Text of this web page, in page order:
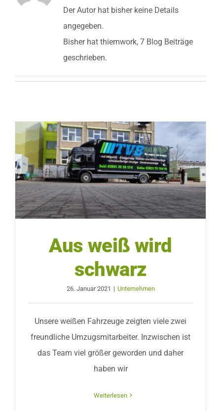
Angebot
Der Autor hat bisher keine Details
angegeben.
Bisher hat thiemwork, 7 Blog Beiträge
geschrieben.
Aus weiß wird
schwarz
26. Januar 2021 | Unternehmen
Unsere weißen Fahrzeuge zeigten viele zwei
freundliche Umzugsmitarbeiter. Inzwischen ist
das Team viel größer geworden und daher
haben wir
Weiterlesen